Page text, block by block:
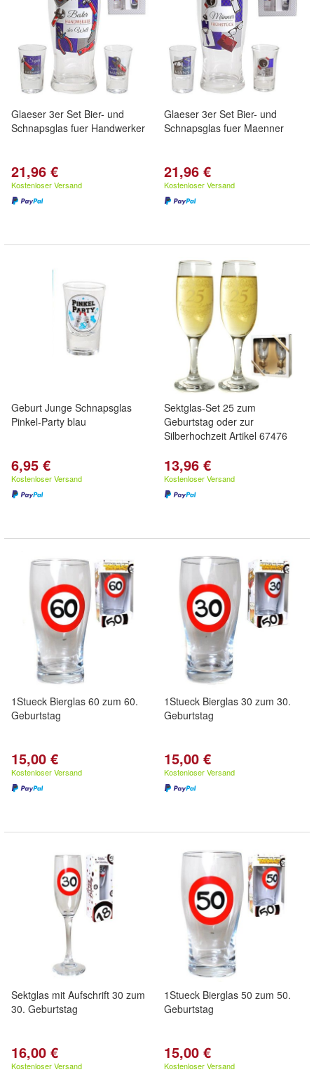
Glaeser 3er Set Bier- und
Schnapsglas fuer Handwerker
21,96 €
Kostenloser Versand
Glaeser 3er Set Bier- und
Schnapsglas fuer Maenner
21,96 €
Kostenloser Versand
Geburt Junge Schnapsglas
Pinkel-Party blau
6,95 €
Kostenloser Versand
Sektglas-Set 25 zum
Geburtstag oder zur
Silberhochzeit Artikel 67476
13,96 €
Kostenloser Versand
1Stueck Bierglas 60 zum 60.
Geburtstag
15,00 €
Kostenloser Versand
1Stueck Bierglas 30 zum 30.
Geburtstag
15,00 €
Kostenloser Versand
Sektglas mit Aufschrift 30 zum
30. Geburtstag
16,00 €
Kostenloser Versand
1Stueck Bierglas 50 zum 50.
Geburtstag
15,00 €
Kostenloser Versand